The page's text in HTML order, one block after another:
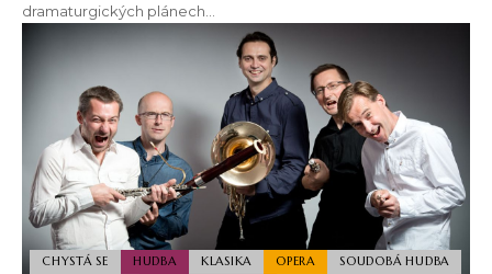
dramaturgických plánech…
CHYSTÁ SE HUDBA KLASIKA OPERA
SOUDOBÁ HUDBA